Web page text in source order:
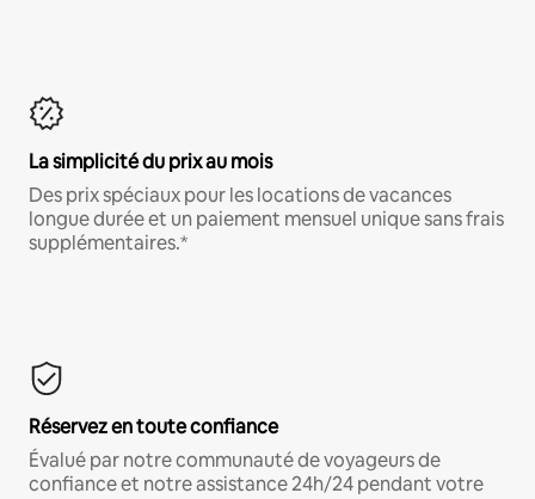
La simplicité du prix au mois
Des prix spéciaux pour les locations de vacances
longue durée et un paiement mensuel unique sans frais
supplémentaires.*
Réservez en toute confiance
Évalué par notre communauté de voyageurs de
confiance et notre assistance 24h/24 pendant votre